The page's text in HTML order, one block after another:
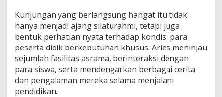
L
B
N
1
S
a
m
b
Kunjungan yang berlangsung hangat itu tidak
hanya menjadi ajang silaturahmi, tetapi juga
bentuk perhatian nyata terhadap kondisi para
peserta didik berkebutuhan khusus. Aries meninjau
sejumlah fasilitas asrama, berinteraksi dengan
para siswa, serta mendengarkan berbagai cerita
dan pengalaman mereka selama menjalani
pendidikan.